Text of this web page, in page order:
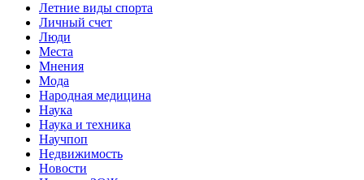
Летние виды спорта
Личный счет
Люди
Места
Мнения
Мода
Народная медицина
Наука
Наука и техника
Научпоп
Недвижимость
Новости